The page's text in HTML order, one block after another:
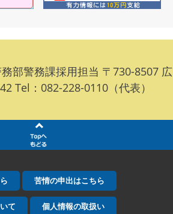
部警務課採用担当 〒730-8507 広
Tel：082-228-0110（代表）
苦情の申出はこちら
て 個人情報の取扱い